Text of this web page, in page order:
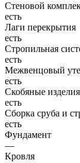
Стеновой
есть
Лаги перекрытия
есть
Стропильная
есть
Межвенцовый
есть
Скобяные изделия
есть
Сборка сруба и
есть
Фундамент
—
Кровля